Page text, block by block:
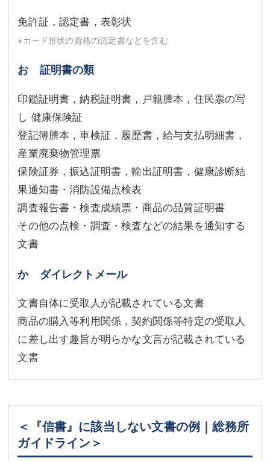
免許証，認定書，表彰状
※カード形状の資格の認定書などを含む
お 証明書の類
印鑑証明書，納税証明書，戸籍謄本，住民票の写
し 健康保険証
登記簿謄本，車検証，履歴書，給与支払明細書，
産業廃棄物管理票
保険証券，振込証明書，輸出証明書，健康診断結
果通知書・消防設備点検表
調査報告書・検査成績票・商品の品質証明書
その他の点検・調査・検査などの結果を通知する
文書
か ダイレクトメール
文書自体に受取人が記載されている文書
商品の購入等利用関係，契約関係等特定の受取人
に差し出す趣旨が明らかな文言が記載されている
文書
＜『信書』に該当しない文書の例｜総務所
ガイドライン＞